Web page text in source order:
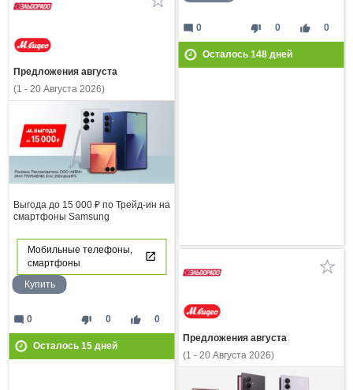
thumb_down 0 thumb_up 0
mode_comment 0
Осталось 148дней
Предложения августа
(1 - 20 Августа 2026)
Выгода до 15 000 ₽ по Трейд-ин на
смартфоны Samsung
Мобильные телефоны,
смартфоны
Купить
thumb_down 0 thumb_up 0
mode_comment 0
Осталось 15дней
Предложения августа
(1 - 20 Августа 2026)